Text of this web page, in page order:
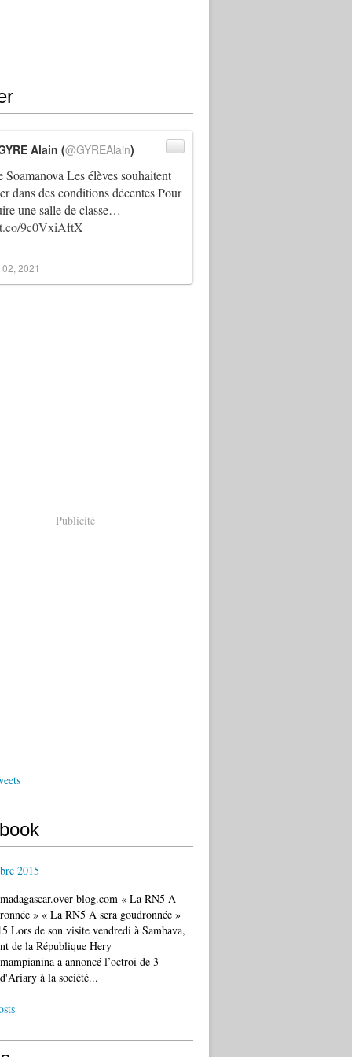
Soamanova Les élèves souhaitent
dans des conditions décentes Pour
une salle de classe…
9c0VxiAftX
Alain (@GYREAlain)
2021
Publicité
2015
blog.com « La RN5 A
» « La RN5 A sera goudronnée »
Lors de son visite vendredi à Sambava,
de la République Hery
a annoncé l’octroi de 3
à la société...